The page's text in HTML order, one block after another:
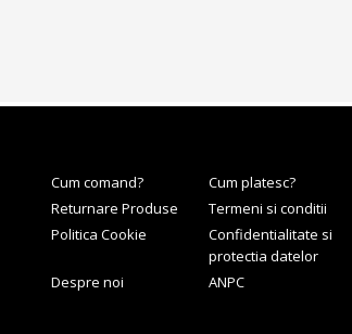
Cum comand?
Cum platesc?
Returnare Produse
Termeni si conditii
Politica Cookie
Confidentialitate si
protectia datelor
Despre noi
ANPC